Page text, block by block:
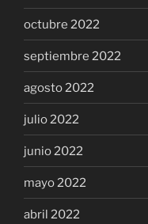
octubre 2022
septiembre 2022
agosto 2022
julio 2022
junio 2022
mayo 2022
abril 2022